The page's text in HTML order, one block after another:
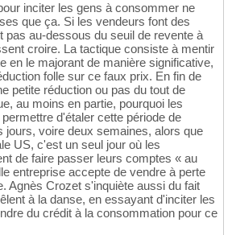
inciter les gens à consommer ne
que ça. Si les vendeurs font des
pas au-dessous du seuil de revente à
croire. La tactique consiste à mentir
en le majorant de manière significative,
folle sur ce faux prix. En fin de
petite réduction ou pas du tout de
au moins en partie, pourquoi les
d'étaler cette période de
jours, voire deux semaines, alors que
US, c'est un seul jour où les
de faire passer leurs comptes « au
entreprise accepte de vendre à perte
Agnès Crozet s'inquiète aussi du fait
à la danse, en essayant d'inciter les
du crédit à la consommation pour ce